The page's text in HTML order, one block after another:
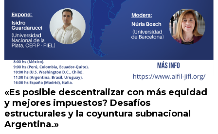
«Es posible descentralizar con más equidad
y mejores impuestos? Desafíos
estructurales y la coyuntura subnacional
Argentina.»